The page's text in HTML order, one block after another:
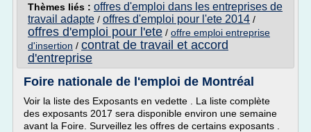
Thèmes liés : offres d'emploi dans les entreprises de
travail adapte / offres d'emploi pour l'ete 2014 /
offres d'emploi pour l'ete / offre emploi entreprise
d'insertion / contrat de travail et accord
d'entreprise
Foire nationale de l'emploi de Montréal
Voir la liste des Exposants en vedette . La liste complète
des exposants 2017 sera disponible environ une semaine
avant la Foire. Surveillez les offres de certains exposants .